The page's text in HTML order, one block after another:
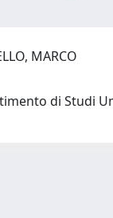
MARCO
di Studi